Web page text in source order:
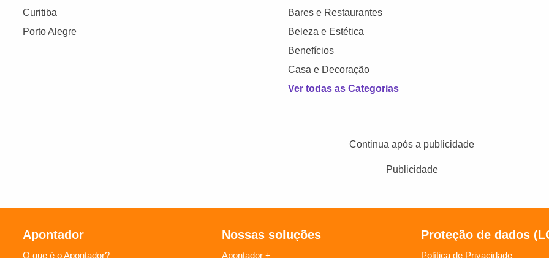
Curitiba
Porto Alegre
Bares e Restaurantes
Beleza e Estética
Benefícios
Casa e Decoração
Ver todas as Categorias
Continua após a publicidade
Publicidade
Apontador
O que é o Apontador?
Nossas soluções
Apontador +
Proteção de dados
Política de Privacidade